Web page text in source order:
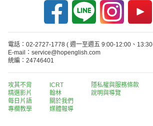
電話：02-2727-1778 ( 週一至週五 9:00-12:00、
E-mail：service@hopenglish.com
統編：24746401
攻其不背
精選影片
每日片語
專欄教學
ICRT
翰林
關於我們
媒體報導
隱私權與服務條款
說明與導覽